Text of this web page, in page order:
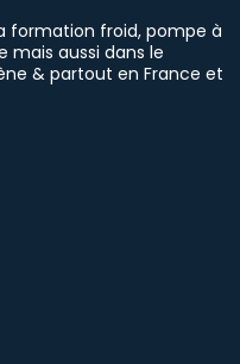
formation froid, pompe à
mais aussi dans le
& partout en France et